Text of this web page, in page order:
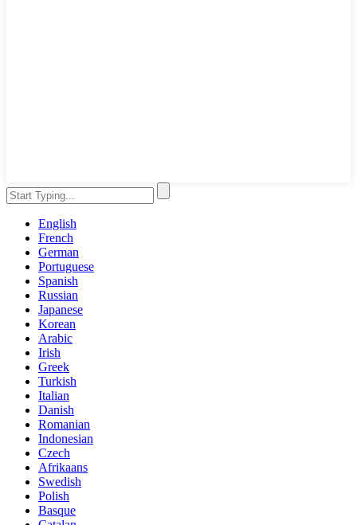
English
French
German
Portuguese
Spanish
Russian
Japanese
Korean
Arabic
Irish
Greek
Turkish
Italian
Danish
Romanian
Indonesian
Czech
Afrikaans
Swedish
Polish
Basque